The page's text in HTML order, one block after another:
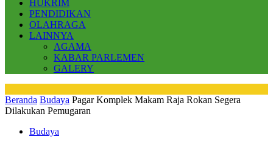
HUKRIM
PENDIDIKAN
OLAHRAGA
LAINNYA
AGAMA
KABAR PARLEMEN
GALERY
Beranda Budaya Pagar Komplek Makam Raja Rokan Segera
Dilakukan Pemugaran
Budaya